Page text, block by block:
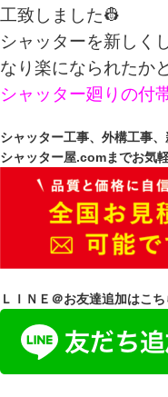
工致しました👷
シャッターを新しく
なり楽になられたか
シャッター廻りの付
シャッター工事、外構工事
シャッター屋.comまでお気
ＬＩＮＥ＠お友達追加はこち